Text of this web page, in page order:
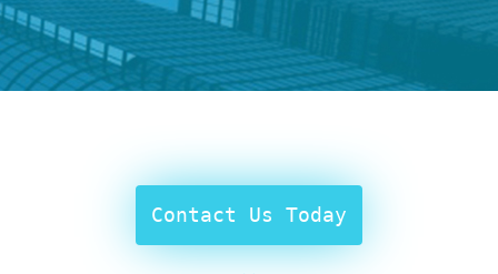
Contact Us Today